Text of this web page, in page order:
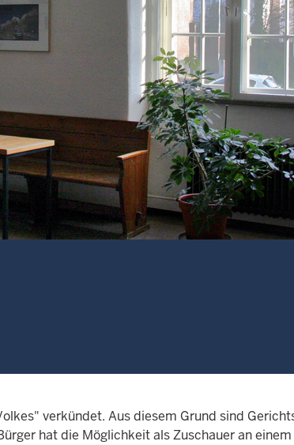
verkündet. Aus diesem Grund sind
hat die Möglichkeit als Zuschauer an